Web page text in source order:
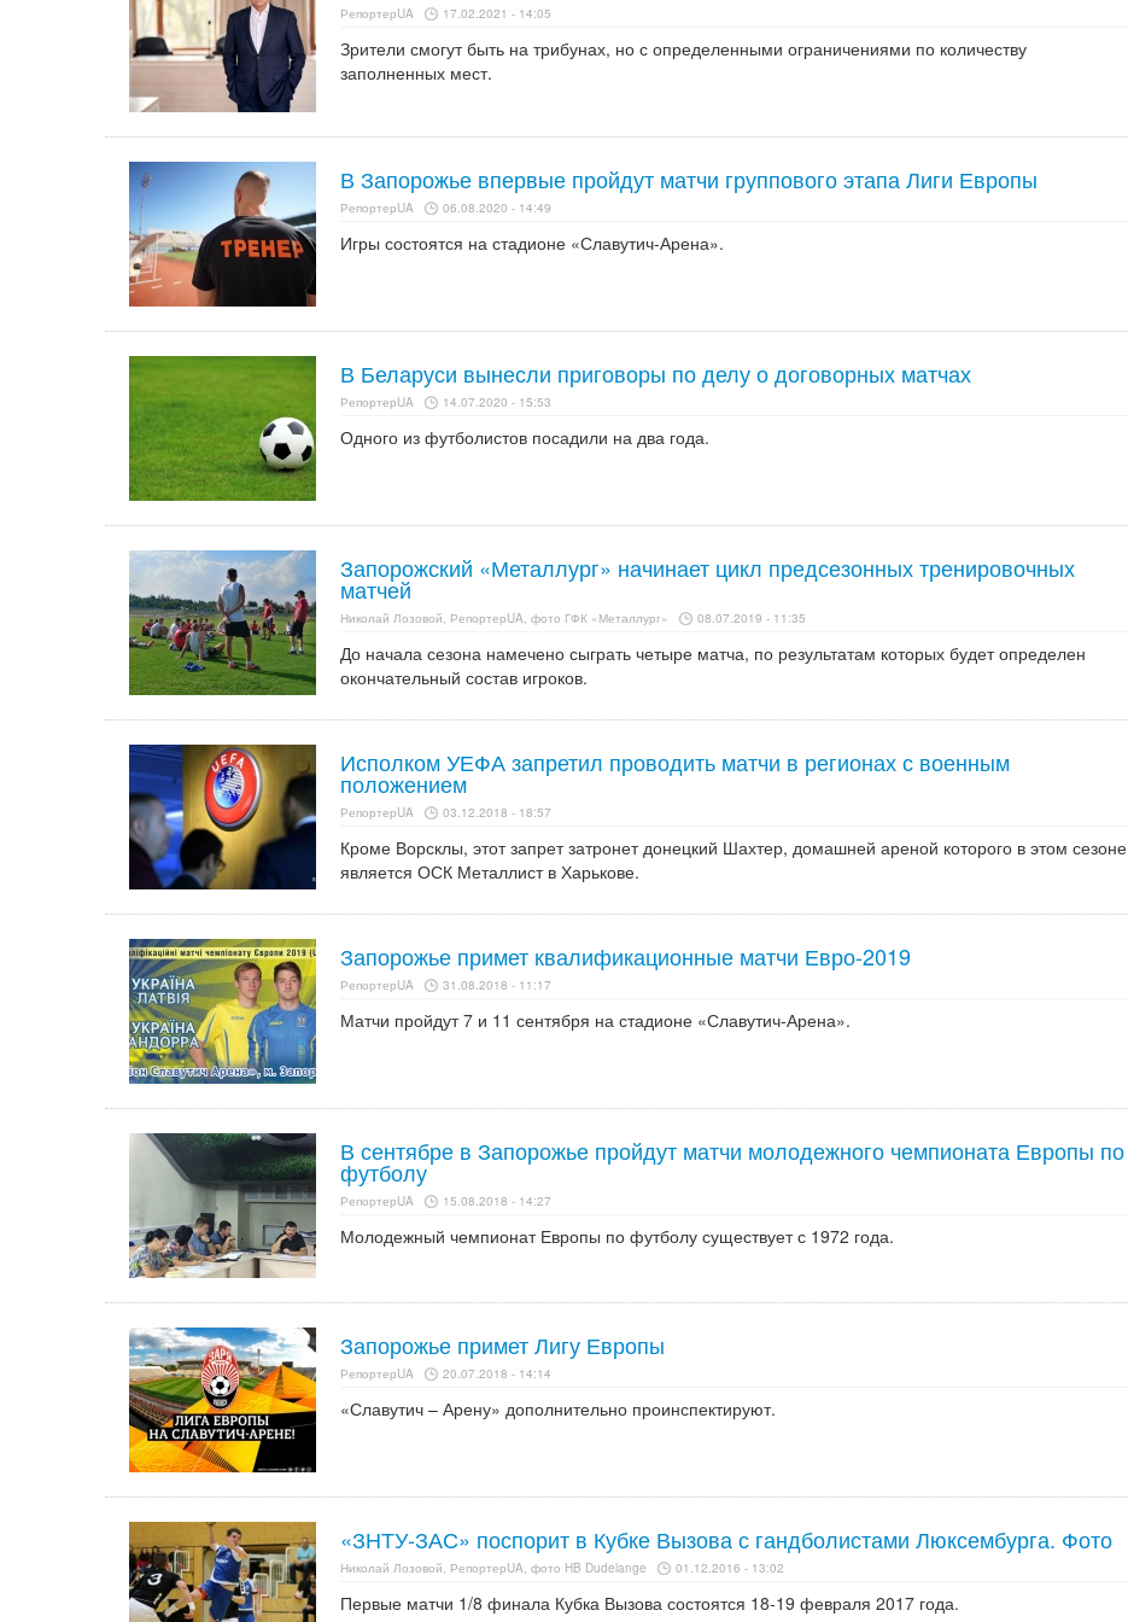
РепортерUA 17.02.2021 - 14:05
Зрители смогут быть на трибунах, но с определенными ограничениями по количеству
заполненных мест.
В Запорожье впервые пройдут матчи группового этапа Лиги Европы
РепортерUA 06.08.2020 - 14:49
Игры состоятся на стадионе «Славутич-Арена».
В Беларуси вынесли приговоры по делу о договорных матчах
РепортерUA 14.07.2020 - 15:53
Одного из футболистов посадили на два года.
Запорожский «Металлург» начинает цикл предсезонных тренировочных
матчей
Николай Лозовой, РепортерUA, фото ГФК «Металлург» 08.07.2019 - 11:35
До начала сезона намечено сыграть четыре матча, по результатам которых будет определен
окончательный состав игроков.
Исполком УЕФА запретил проводить матчи в регионах с военным
положением
РепортерUA 03.12.2018 - 18:57
Кроме Ворсклы, этот запрет затронет донецкий Шахтер, домашней ареной которого в этом сезоне
является ОСК Металлист в Харькове.
Запорожье примет квалификационные матчи Евро-2019
РепортерUA 31.08.2018 - 11:17
Матчи пройдут 7 и 11 сентября на стадионе «Славутич-Арена».
В сентябре в Запорожье пройдут матчи молодежного чемпионата Европы по
футболу
РепортерUA 15.08.2018 - 14:27
Молодежный чемпионат Европы по футболу существует с 1972 года.
Запорожье примет Лигу Европы
РепортерUA 20.07.2018 - 14:14
«Славутич – Арену» дополнительно проинспектируют.
«ЗНТУ-ЗАС» поспорит в Кубке Вызова с гандболистами Люксембурга. Фото
Николай Лозовой, РепортерUA, фото HB Dudelange 01.12.2016 - 13:02
Первые матчи 1/8 финала Кубка Вызова состоятся 18-19 февраля 2017 года.